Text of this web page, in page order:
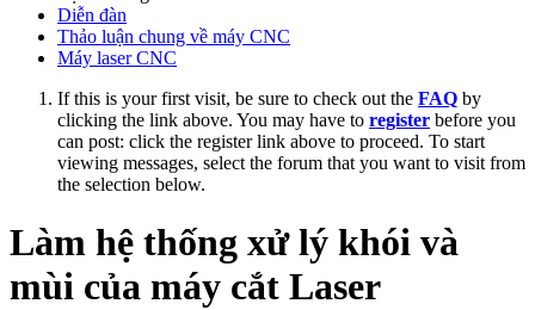
Diễn đàn
Thảo luận chung về máy CNC
Máy laser CNC
If this is your first visit, be sure to check out the FAQ by
clicking the link above. You may have to register before you
can post: click the register link above to proceed. To start
viewing messages, select the forum that you want to visit from
the selection below.
Làm hệ thống xử lý khói và
mùi của máy cắt Laser